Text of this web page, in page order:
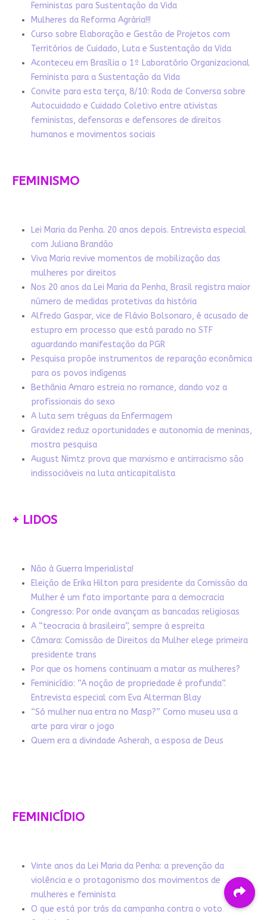
Feministas para Sustentação da Vida
Mulheres da Reforma Agrária!!!
Curso sobre Elaboração e Gestão de Projetos com
Territórios de Cuidado, Luta e Sustentação da Vida
Aconteceu em Brasília o 1º Laboratório Organizacional
Feminista para a Sustentação da Vida
Convite para esta terça, 8/10: Roda de Conversa sobre
Autocuidado e Cuidado Coletivo entre ativistas
feministas, defensoras e defensores de direitos
humanos e movimentos sociais
FEMINISMO
Lei Maria da Penha. 20 anos depois. Entrevista especial
com Juliana Brandão
Viva Maria revive momentos de mobilização das
mulheres por direitos
Nos 20 anos da Lei Maria da Penha, Brasil registra maior
número de medidas protetivas da história
Alfredo Gaspar, vice de Flávio Bolsonaro, é acusado de
estupro em processo que está parado no STF
aguardando manifestação da PGR
Pesquisa propõe instrumentos de reparação econômica
para os povos indígenas
Bethânia Amaro estreia no romance, dando voz a
profissionais do sexo
A luta sem tréguas da Enfermagem
Gravidez reduz oportunidades e autonomia de meninas,
mostra pesquisa
August Nimtz prova que marxismo e antirracismo são
indissociáveis na luta anticapitalista
+ LIDOS
Não à Guerra Imperialista!
Eleição de Erika Hilton para presidente da Comissão da
Mulher é um fato importante para a democracia
Congresso: Por onde avançam as bancadas religiosas
A “teocracia à brasileira”, sempre à espreita
Câmara: Comissão de Direitos da Mulher elege primeira
presidente trans
Por que os homens continuam a matar as mulheres?
Feminicídio: “A noção de propriedade é profunda”.
Entrevista especial com Eva Alterman Blay
“Só mulher nua entra no Masp?” Como museu usa a
arte para virar o jogo
Quem era a divindade Asherah, a esposa de Deus
FEMINICÍDIO
Vinte anos da Lei Maria da Penha: a prevenção da
violência e o protagonismo dos movimentos de
mulheres e feminista
O que está por trás da campanha contra o voto